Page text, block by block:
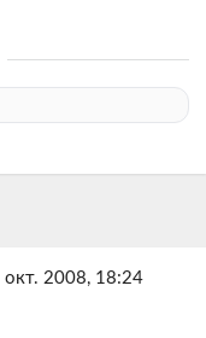
окт. 2008, 18:24